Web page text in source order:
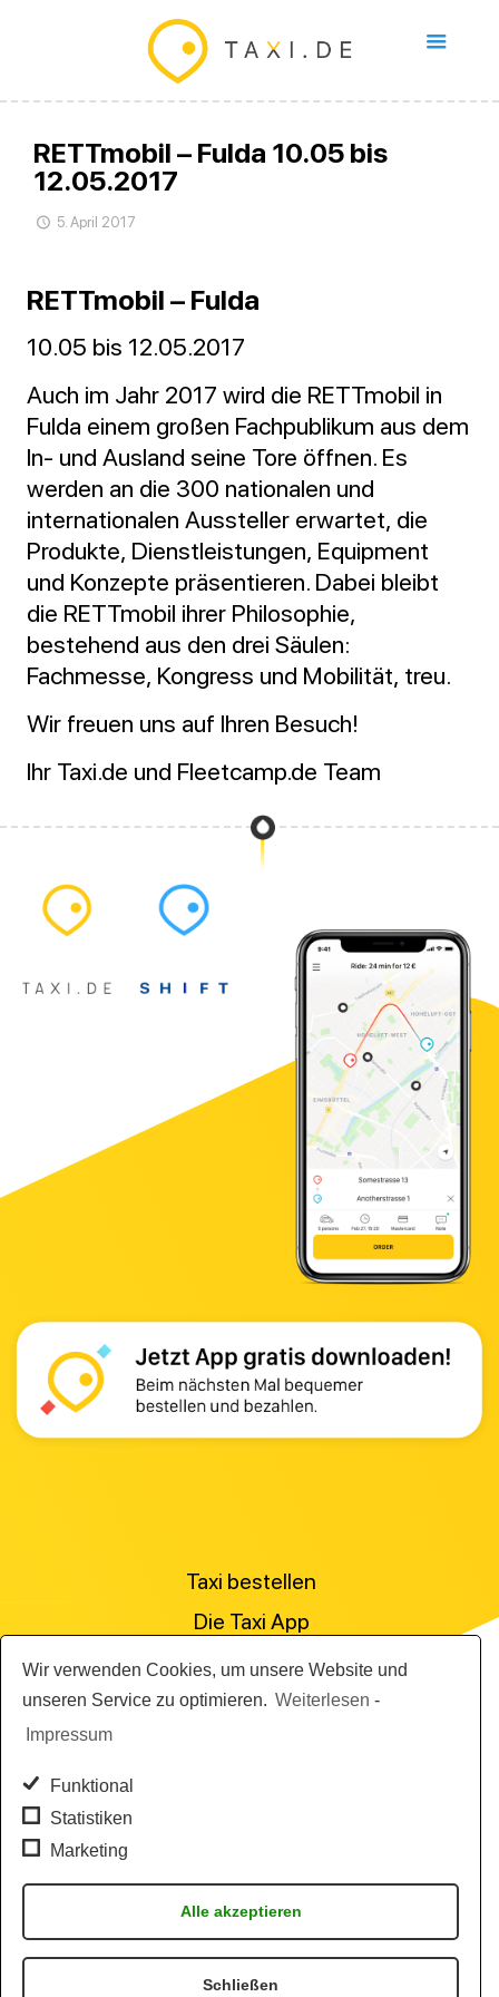
Wir verwenden Cookies, um unsere Website und
unseren Service zu optimieren. Weiterlesen -
Impressum
Funktional
Statistiken
Marketing
Alle akzeptieren
Schließen
RETTmobil – Fulda 10.05 bis
12.05.2017
5. April 2017
RETTmobil – Fulda
10.05 bis 12.05.2017
Auch im Jahr 2017 wird die RETTmobil in
Fulda einem großen Fachpublikum aus dem
In- und Ausland seine Tore öffnen. Es
werden an die 300 nationalen und
internationalen Aussteller erwartet, die
Produkte, Dienstleistungen, Equipment
und Konzepte präsentieren. Dabei bleibt
die RETTmobil ihrer Philosophie,
bestehend aus den drei Säulen:
Fachmesse, Kongress und Mobilität, treu.
Wir freuen uns auf Ihren Besuch!
Ihr Taxi.de und Fleetcamp.de Team
Taxi bestellen
Die Taxi App
Preisanfrage stellen
Für Personenbeförderer
Impressum & Datenschutz
Taxi Standorte